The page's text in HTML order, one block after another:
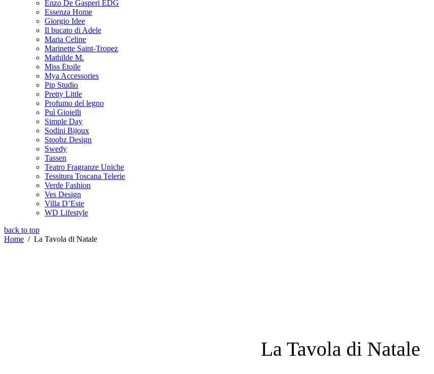
Enzo De Gasperi EDG
Essenza Home
Giorgio Idee
Il bucato di Adele
Maria Celine
Marinette Saint-Tropez
Mathilde M.
Miss Etoile
Mya Accessories
Pip Studio
Pretty Little
Profumo del legno
Puì Gioielli
Simple Day
Sodini Bijoux
Stoobz Design
Swedy
Tassen
Teatro Fragranze Uniche
Tessitura Toscana Telerie
Verde Fashion
Ves Design
Villa D’Este
WD Lifestyle
back to top
Home / La Tavola di Natale
La Tavola di Natale